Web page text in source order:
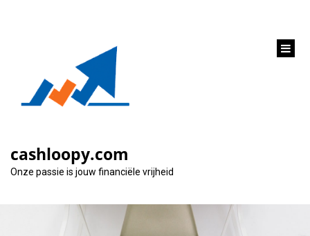
cashloopy.com
Onze passie is jouw financiële vrijheid
Alles over lenen bij
Belfius: Ontdek de
mogelijkheden